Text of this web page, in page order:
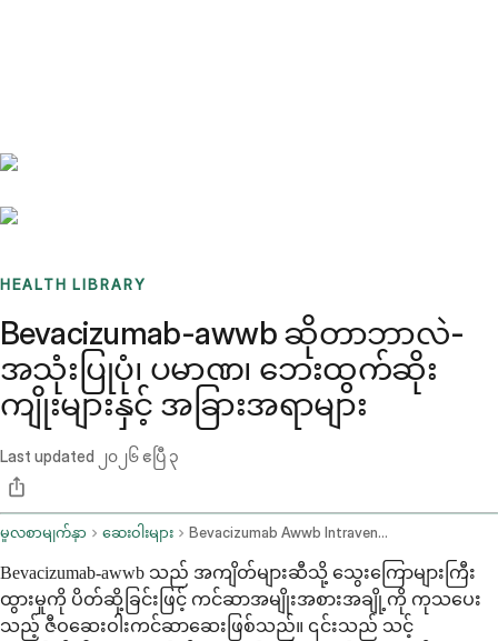
HEALTH LIBRARY
Bevacizumab-awwb ဆိုတာဘာလဲ-
အသုံးပြုပုံ၊ ပမာဏ၊ ဘေးထွက်ဆိုး
ကျိုးများနှင့် အခြားအရာများ
Last updated ၂၀၂၆ ဧပြီ ၃
မူလစာမျက်နှာ ဆေးဝါးများ Bevacizumab Awwb Intravenous Route
Bevacizumab-awwb သည် အကျိတ်များဆီသို့ သွေးကြောများကြီး
ထွားမှုကို ပိတ်ဆို့ခြင်းဖြင့် ကင်ဆာအမျိုးအစားအချို့ကို ကုသပေး
သည့် ဇီဝဆေးဝါးကင်ဆာဆေးဖြစ်သည်။ ၎င်းသည် သင့်